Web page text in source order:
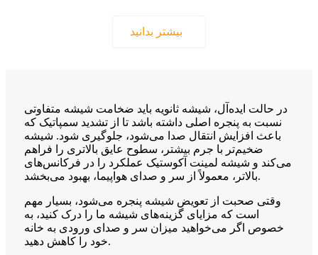
بیشتر بدانید
در حالت ایده‌آل، شیشه ثانویه باید ضخامت شیشه متفاوتی
نسبت به پنجره اصلی داشته باشد تا از تشدید سمپاتیک که
باعث افزایش انتقال صدا می‌شود، جلوگیری شود. شیشه
ضخیم‌تر با جرم بیشتر، سطوح عایق بالاتری را فراهم
می‌کند و شیشه لمینت آکوستیک عملکرد را در فرکانس‌های
بالاتر، معمولاً از سر و صدای هواپیما، بهبود می‌بخشد.
وقتی صحبت از تعویض شیشه پنجره می‌شود، بسیار مهم
است که مزایای گزینه‌های شیشه ما را درک کنید، به
خصوص اگر می‌خواهید میزان سر و صدای ورودی به خانه
خود را کاهش دهید.